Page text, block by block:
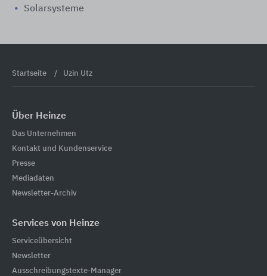
Solarsysteme
Startseite Uzin Utz
Über Heinze
Das Unternehmen
Kontakt und Kundenservice
Presse
Mediadaten
Newsletter-Archiv
Services von Heinze
Serviceübersicht
Newsletter
Ausschreibungstexte-Manager